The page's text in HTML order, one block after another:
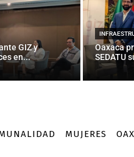
GIZ y
en...
Oaxaca
SEDATU
MUJERES